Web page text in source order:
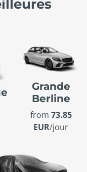
Grande
Berline
from 73.85
EUR/jour